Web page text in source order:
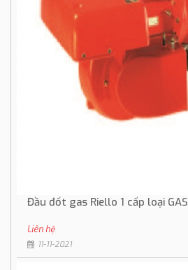
Đầu đốt gas Riello 1 cấp loại GAS
Liên hệ
11-11-2021